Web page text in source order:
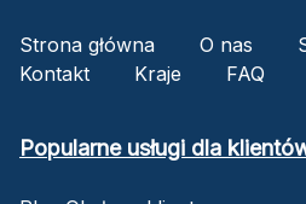
Strona główna O nas
Kontakt
Kraje FAQ
Popularne usługi dla